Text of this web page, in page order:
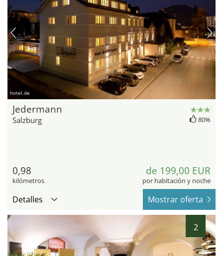
hotel.de
Jedermann
Salzburg 80%
0,98
kilómetros
de 199,00 EUR
por habitación y noche
Detalles Mostrar oferta
2